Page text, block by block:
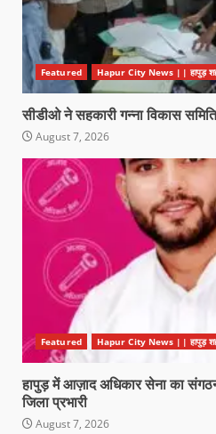
Featured Hapur City News || हापुड़
सीडीओ ने सहकारी गन्ना विकास समिति
August 7, 2026
Featured Hapur City News || हापुड़
हापुड़ में आज़ाद अधिकार सेना का
जिला प्रभारी
August 7, 2026